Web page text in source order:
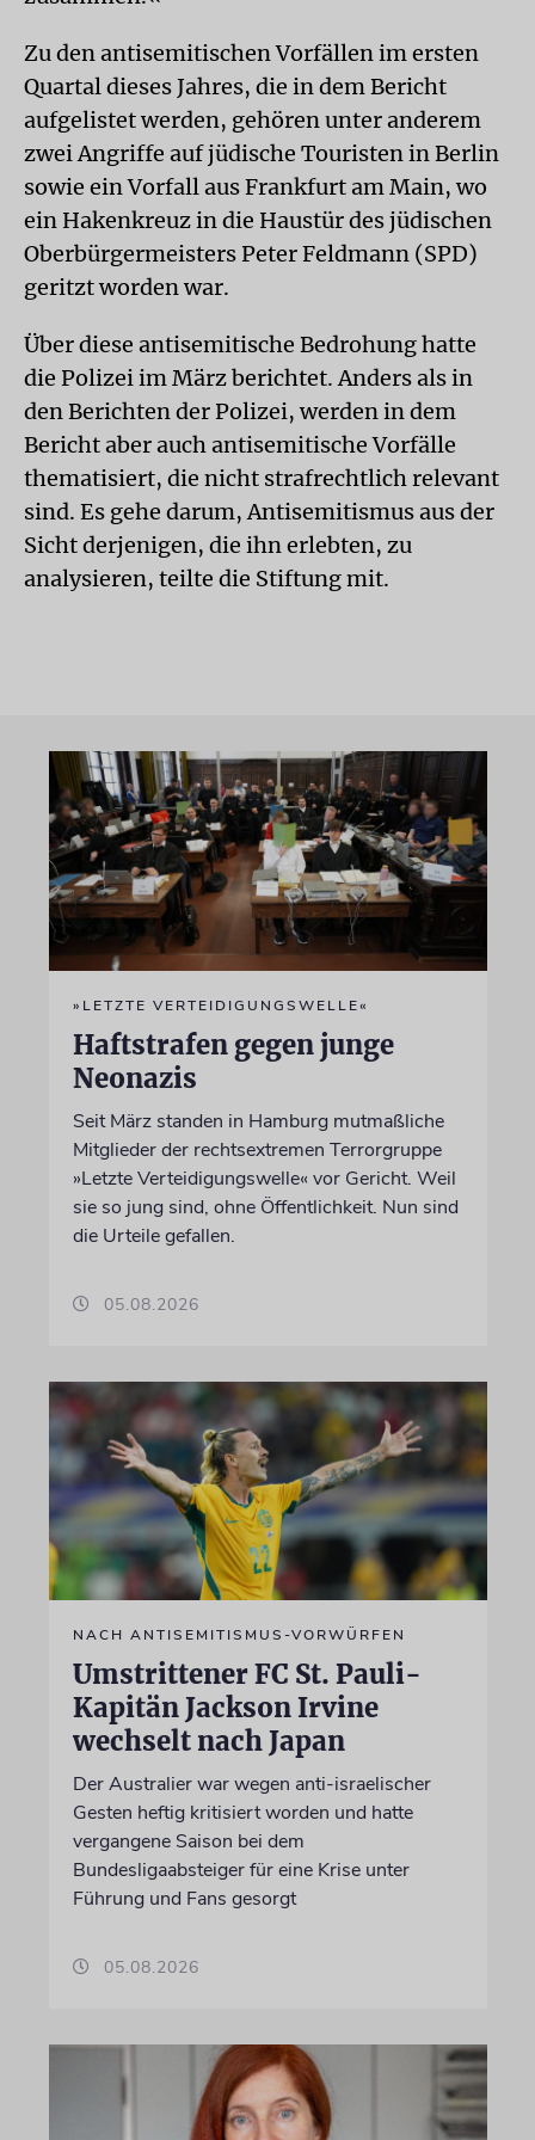
Zu den antisemitischen Vorfällen im ersten
Quartal dieses Jahres, die in dem Bericht
aufgelistet werden, gehören unter anderem
zwei Angriffe auf jüdische Touristen in Berlin
sowie ein Vorfall aus Frankfurt am Main, wo
ein Hakenkreuz in die Haustür des jüdischen
Oberbürgermeisters Peter Feldmann (SPD)
geritzt worden war.
Über diese antisemitische Bedrohung hatte
die Polizei im März berichtet. Anders als in
den Berichten der Polizei, werden in dem
Bericht aber auch antisemitische Vorfälle
thematisiert, die nicht strafrechtlich relevant
sind. Es gehe darum, Antisemitismus aus der
Sicht derjenigen, die ihn erlebten, zu
analysieren, teilte die Stiftung mit.
»LETZTE VERTEIDIGUNGSWELLE«
Haftstrafen gegen junge
Neonazis
Seit März standen in Hamburg mutmaßliche
Mitglieder der rechtsextremen Terrorgruppe
»Letzte Verteidigungswelle« vor Gericht. Weil
sie so jung sind, ohne Öffentlichkeit. Nun sind
die Urteile gefallen.
05.08.2026
NACH ANTISEMITISMUS-VORWÜRFEN
Umstrittener FC St. Pauli-
Kapitän Jackson Irvine
wechselt nach Japan
Der Australier war wegen anti-israelischer
Gesten heftig kritisiert worden und hatte
vergangene Saison bei dem
Bundesligaabsteiger für eine Krise unter
Führung und Fans gesorgt
05.08.2026